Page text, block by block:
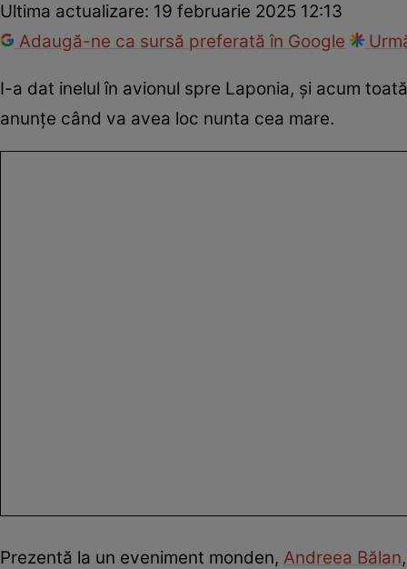
Ultima actualizare: 19 februarie 2025 12:13
Adaugă-ne ca sursă preferată în Google
I-a dat inelul în avionul spre Laponia, și acum
anunțe când va avea loc nunta cea mare.
Prezentă la un eveniment monden, Andreea Bălan